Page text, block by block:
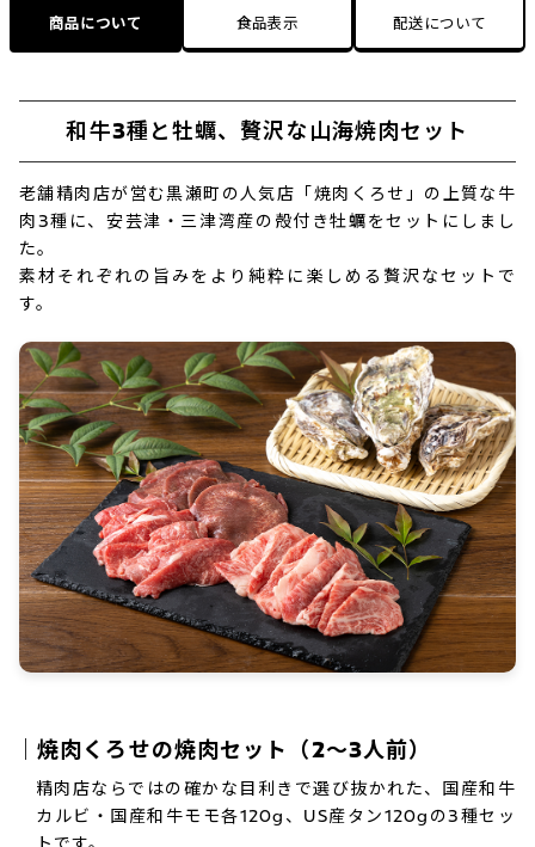
商品について 食品表示 配送について
和牛3種と牡蠣、贅沢な山海焼肉セット
老舗精肉店が営む黒瀬町の人気店「焼肉くろせ」の上質な牛
肉3種に、安芸津・三津湾産の殻付き牡蠣をセットにしまし
た。
素材それぞれの旨みをより純粋に楽しめる贅沢なセットで
す。
｜焼肉くろせの焼肉セット（2～3人前）
精肉店ならではの確かな目利きで選び抜かれた、国産和牛
カルビ・国産和牛モモ各120g、US産タン120gの3種セッ